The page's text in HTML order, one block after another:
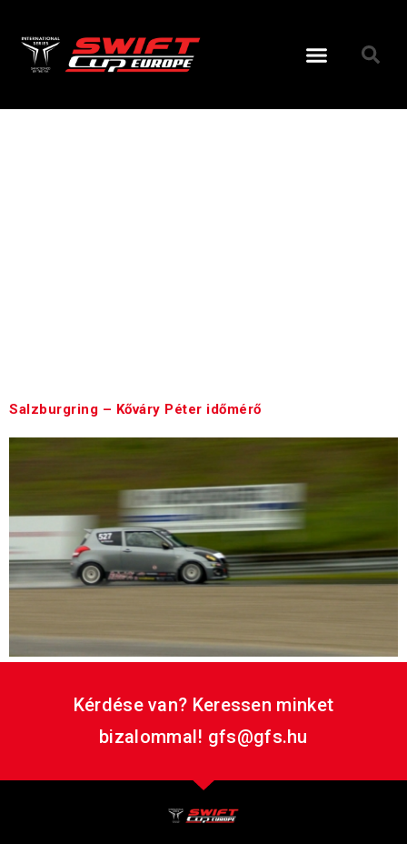
Salzburgring – Kőváry Péter időmérő
Kérdése van? Keressen minket
bizalommal! gfs@gfs.hu